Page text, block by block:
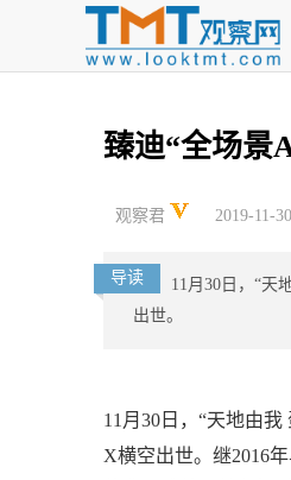
臻迪“全场景
观察君 2019-11-
导读
11月30日，“天
出世。
11月30日，“天地由
X横空出世。继2016